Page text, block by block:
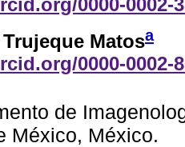
Matosa
0000-0002-
de
México, México.